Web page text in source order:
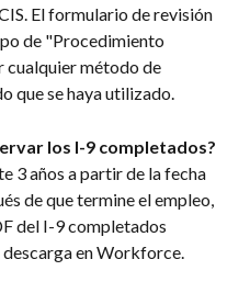
El formulario de revisión
de "Procedimiento
método de
que se haya utilizado.
los I-9 completados?
3 años a partir de la fecha
de que termine el empleo,
del I-9 completados
en Workforce.